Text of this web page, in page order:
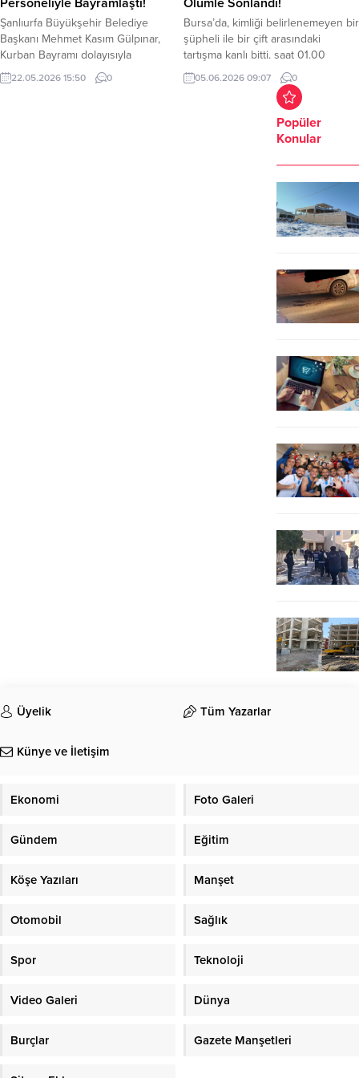
Personeliyle Bayramlaştı!
Şanlıurfa Büyükşehir Belediye
Başkanı Mehmet Kasım Gülpınar,
Kurban Bayramı dolayısıyla
belediye hizmet binasında ve
şehrin farklı noktalarında görev
22.05.2026 15:50 0
Ölümle Sonlandı!
Bursa’da, kimliği belirlenemeyen bir
şüpheli ile bir çift arasındaki
tartışma kanlı bitti. saat 01.00
sıralarında meydana gelen olay
merkez Yıldırım ilçesi Beyazıt
Mahallesi 1. Kartal Sokak’ta yaşandı.
Edinilen bilgiye göre, Y.D. (40) ve
H.D. (40) çifti ile kimliği henüz
tartışma yaşandı. Tartışma kısa
sürede büyüyerek silahlı...
05.06.2026 09:07 0
Popüler
Konular
Üyelik Tüm Yazarlar
Künye ve İletişim
Ekonomi Foto Galeri
Gündem Eğitim
Köşe Yazıları Manşet
Otomobil Sağlık
Spor Teknoloji
Video Galeri Dünya
Burçlar Gazete Manşetleri